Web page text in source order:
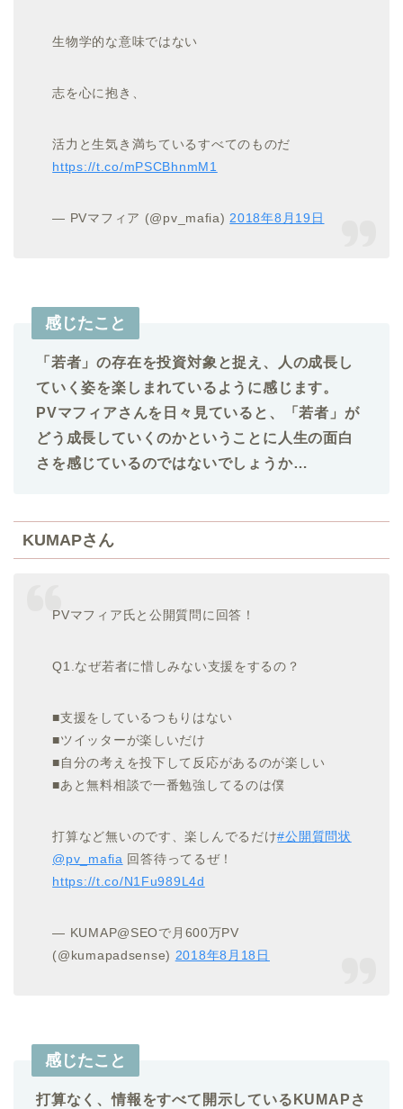
生物学的な意味ではない
志を心に抱き、
活力と生気き満ちているすべてのものだ
https://t.co/mPSCBhnmM1
— PVマフィア (@pv_mafia) 2018年8月19日
感じたこと
「若者」の存在を投資対象と捉え、人の成長し
ていく姿を楽しまれているように感じます。
PVマフィアさんを日々見ていると、「若者」が
どう成長していくのかということに人生の面白
さを感じているのではないでしょうか…
KUMAPさん
PVマフィア氏と公開質問に回答！
Q1.なぜ若者に惜しみない支援をするの？
■支援をしているつもりはない
■ツイッターが楽しいだけ
■自分の考えを投下して反応があるのが楽しい
■あと無料相談で一番勉強してるのは僕
打算など無いのです、楽しんでるだけ#公開質問状
@pv_mafia 回答待ってるぜ！
https://t.co/N1Fu989L4d
— KUMAP@SEOで月600万PV
(@kumapadsense) 2018年8月18日
感じたこと
打算なく、情報をすべて開示しているKUMAPさ